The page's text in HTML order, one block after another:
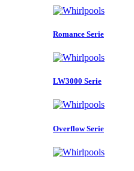
Romance Serie
LW3000 Serie
Overflow Serie